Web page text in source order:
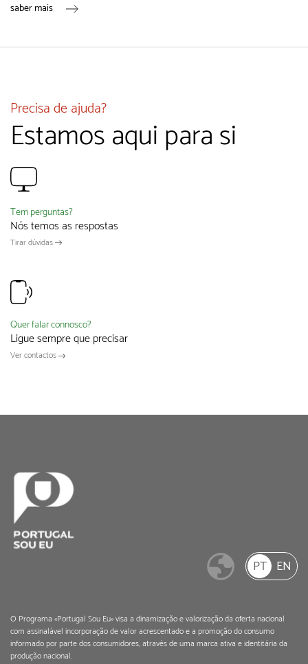
saber mais
Precisa de ajuda?
Estamos aqui para si
Tem perguntas?
Nós temos as respostas
Tirar dúvidas
Quer falar connosco?
Ligue sempre que precisar
Ver contactos
PT EN
O Programa «Portugal Sou Eu» visa a dinamização e valorização da oferta nacional
com assinalável incorporação de valor acrescentado e a promoção do consumo
informado por parte dos consumidores, através de uma marca ativa e identitária da
produção nacional.